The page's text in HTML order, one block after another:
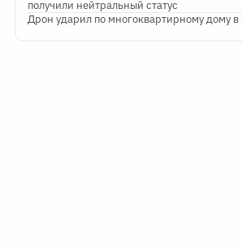
получили нейтральный статус
Дрон ударил по многоквартирному дому